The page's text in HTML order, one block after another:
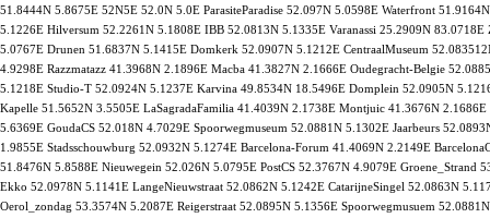
51.8444N 5.8675E 52N5E 52.0N 5.0E ParasiteParadise 52.097N 5.0598E Waterfront
5.1226E Hilversum 52.2261N 5.1808E IBB 52.0813N 5.1335E Varanassi 25.2909N
5.0767E Drunen 51.6837N 5.1415E Domkerk 52.0907N 5.1212E CentraalMuseum
4.9298E Razzmatazz 41.3968N 2.1896E Macba 41.3827N 2.1666E Oudegracht-Belgie
5.1218E Studio-T 52.0924N 5.1237E Karvina 49.8534N 18.5496E Domplein 52.0905N
Kapelle 51.5652N 3.5505E LaSagradaFamilia 41.4039N 2.1738E Montjuic 41.3676N
5.6369E GoudaCS 52.018N 4.7029E Spoorwegmuseum 52.0881N 5.1302E Jaarbeurs
1.9855E Stadsschouwburg 52.0932N 5.1274E Barcelona-Forum 41.4069N 2.2149E
51.8476N 5.8588E Nieuwegein 52.026N 5.0795E PostCS 52.3767N 4.9079E
Ekko 52.0978N 5.1141E LangeNieuwstraat 52.0862N 5.1242E CatarijneSingel 52.0863N
Oerol_zondag 53.3574N 5.2087E Reigerstraat 52.0895N 5.1356E Spoorwegmusuem